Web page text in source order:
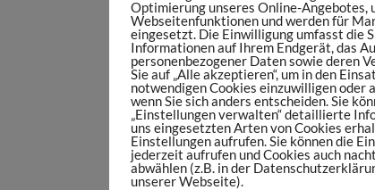
Optimierung unseres Online-Angebotes,
Webseitenfunktionen und werden für
eingesetzt. Die Einwilligung umfasst die
Informationen auf Ihrem Endgerät, das
personenbezogener Daten sowie deren
Sie auf „Alle akzeptieren“, um in den
notwendigen Cookies einzuwilligen oder
wenn Sie sich anders entscheiden. Sie
„Einstellungen verwalten“ detaillierte
uns eingesetzten Arten von Cookies
Einstellungen aufrufen. Sie können die
jederzeit aufrufen und Cookies auch
abwählen (z.B. in der
unserer Webseite).